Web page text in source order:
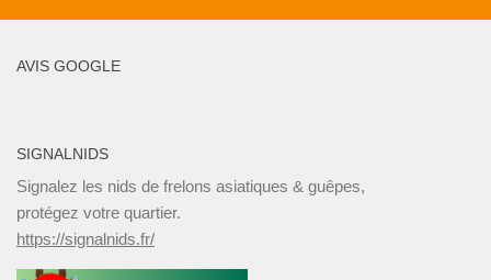
AVIS GOOGLE
SIGNALNIDS
Signalez les nids de frelons asiatiques & guêpes,
protégez votre quartier.
https://signalnids.fr/